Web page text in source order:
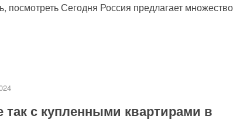
посмотреть Сегодня Россия предлагает множество
так с купленными квартирами в